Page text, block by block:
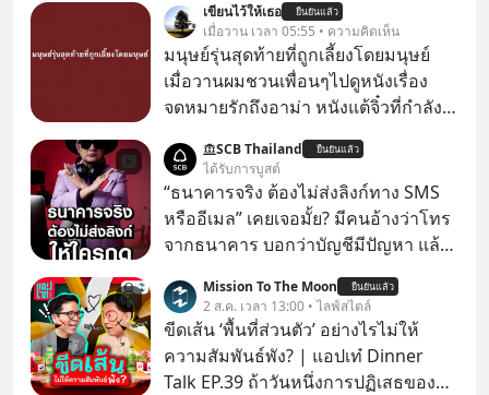
เขียนไว้ให้เธอ ยืนยันแล้ว
เมื่อวาน เวลา 05:55 • ความคิดเห็น
มนุษย์รุ่นสุดท้ายที่ถูกเลี้ยงโดยมนุษย์
เมื่อวานผมชวนเพื่อนๆไปดูหนังเรื่อง
จดหมายรักถึงอาม่า หนังแต้จิ๋วที่กำลัง
ป๊าผมเห็นโปสเตอร์หนังเรื่องนี้หลาย
เดือนก่อนและอยากดูมาก ด้วยเพราะว่า
อากงก็มาจากเมืองจีน ป๊าก็พูดแต้จิ๋วได้
มีเรื่องราวมีความผูกพันที่ได้ยินตั้งแต่
SCB Thailand ยืนยันแล้ว
ได้รับการบูสต์
“ธนาคารจริง ต้องไม่ส่งลิงก์ทาง SMS
หรืออีเมล” เคยเจอมั้ย? มีคนอ้างว่าโทร
จากธนาคาร บอกว่าบัญชีมีปัญหา แล้ว
ทันที มาฟัง “ป้าเก๋าเล่ากลโกง” เพื่อรู้ทัน
มุกหลอกลวงในคราบความน่าเชื่อถือ
กันค่ะ #แก้เกมกลโกง #ป้าเก๋าเล่ากล
โกง #LivesSustainably #อยู่อย่าง
Mission To The Moon ยืนยันแล้ว
2 ส.ค. เวลา 13:00 • ไลฟ์สไตล์
ขีดเส้น ‘พื้นที่ส่วนตัว’ อย่างไรไม่ให้
ความสัมพันธ์พัง? | แอปเท๋ Dinner
Talk EP.39 ถ้าวันหนึ่งการปฏิเสธของ